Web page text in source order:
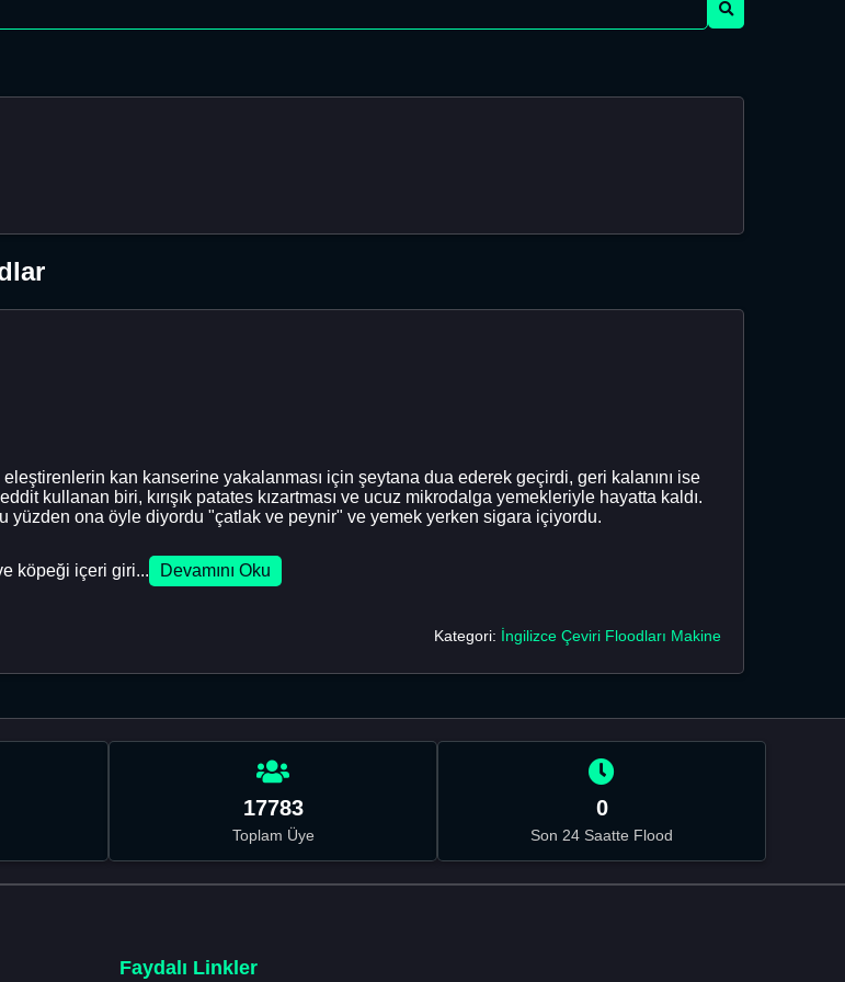
kan kanserine yakalanması için şeytana dua ederek geçirdi, geri kalanını ise
kullanan biri, kırışık patates kızartması ve ucuz mikrodalga yemekleriyle hayatta kaldı.
yüzden ona öyle diyordu "çatlak ve peynir" ve yemek yerken sigara içiyordu.
köpeği içeri giri... Devamını Oku
Kategori: İngilizce Çeviri Floodları Makine
17783
Toplam Üye
0
Son 24 Saatte Flood
Faydalı Linkler